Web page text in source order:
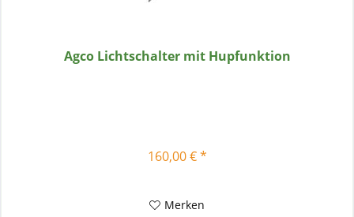
Agco Lichtschalter mit Hupfunktion
160,00 € *
Merken